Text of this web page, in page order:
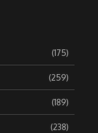
(175)
(259)
(189)
(238)